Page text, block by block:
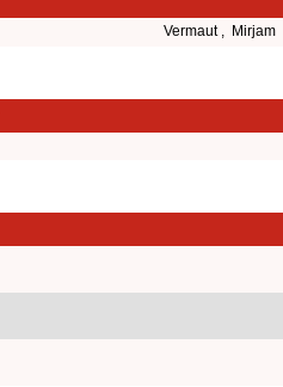
Vermaut , Mirjam